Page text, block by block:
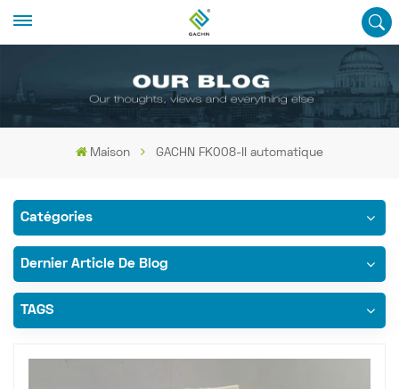
Maison GACHN FK008-II automatique
Catégories
Dernier Article De Blog
TAGS